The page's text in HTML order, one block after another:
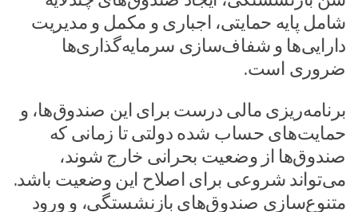
شامل پایه حمایتی، اجباری و مکمل و مدیریت
دارایی‌ها و شفاف‌سازی سرمایه‌گذاری‌ها
ضروری است.
برنامه‌ریزی مالی درست برای این صندوق‌ها، و
حمایت‌های حساب شده دولتی تا زمانی که
صندوق‌ها از وضعیت بحرانی خارج شوند،
می‌تواند شروعی برای اصلاح این وضعیت باشد.
متنوع‌سازی صندوق‌های بازنشستگی، و ورود